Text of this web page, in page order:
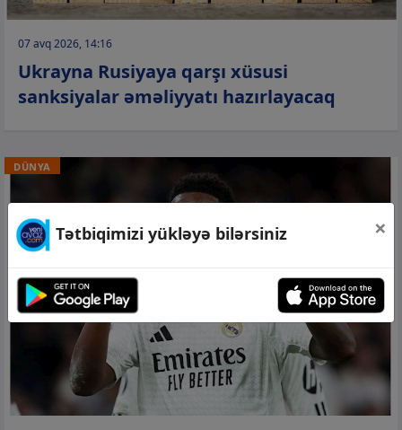
07 avq 2026, 14:16
Ukrayna Rusiyaya qarşı xüsusi
sanksiyalar əməliyyatı hazırlayacaq
DÜNYA
Tətbiqimizi yükləyə bilərsiniz ×